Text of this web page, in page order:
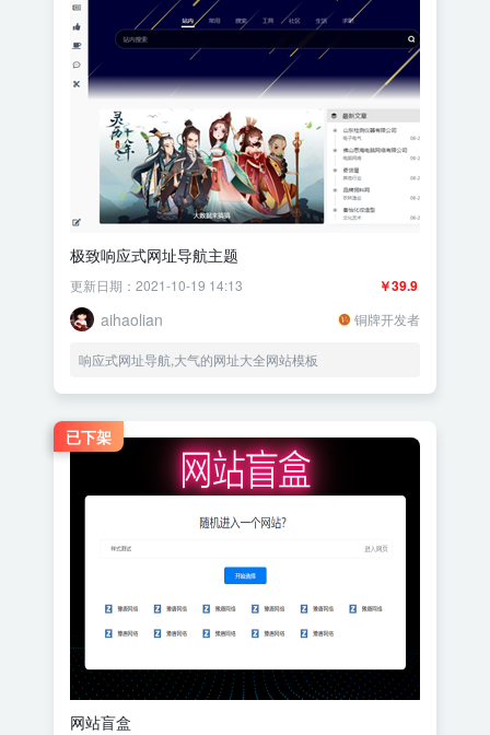
极致响应式网址导航主题
￥39.9
更新日期：2021-10-19 14:13
aihaolian 铜牌开发者
响应式网址导航,大气的网址大全网站模板
已下架
网站盲盒